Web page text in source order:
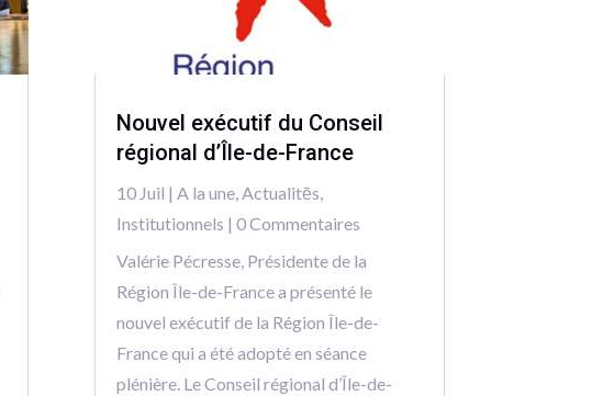
Nouvel exécutif du Conseil
régional d’Île-de-France
10 Juil | A la une,Actualitēs,
Institutionnels | 0 Commentaires
Valérie Pécresse, Présidente de la
Région Île-de-France a présenté le
nouvel exécutif de la Région Île-de-
France qui a été adopté en séance
plénière. Le Conseil régional d’Île-de-